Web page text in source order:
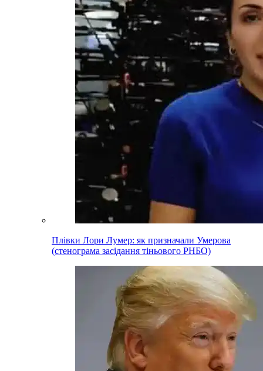
Плівки Лори Лумер: як призначали Умерова
(стенограма засідання тіньового РНБО)